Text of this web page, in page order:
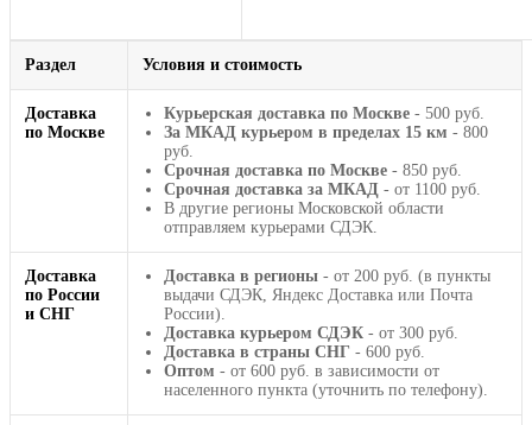
Раздел Условия и стоимость
Доставка
по Москве
Курьерская доставка по Москве - 500 руб.
За МКАД курьером в пределах 15 км - 800
руб.
Срочная доставка по Москве - 850 руб.
Срочная доставка за МКАД - от 1100 руб.
В другие регионы Московской области
отправляем курьерами СДЭК.
Доставка
по России
и СНГ
Доставка в регионы - от 200 руб. (в пункты
выдачи СДЭК, Яндекс Доставка или Почта
России).
Доставка курьером СДЭК - от 300 руб.
Доставка в страны СНГ - 600 руб.
Оптом - от 600 руб. в зависимости от
населенного пункта (уточнить по телефону).